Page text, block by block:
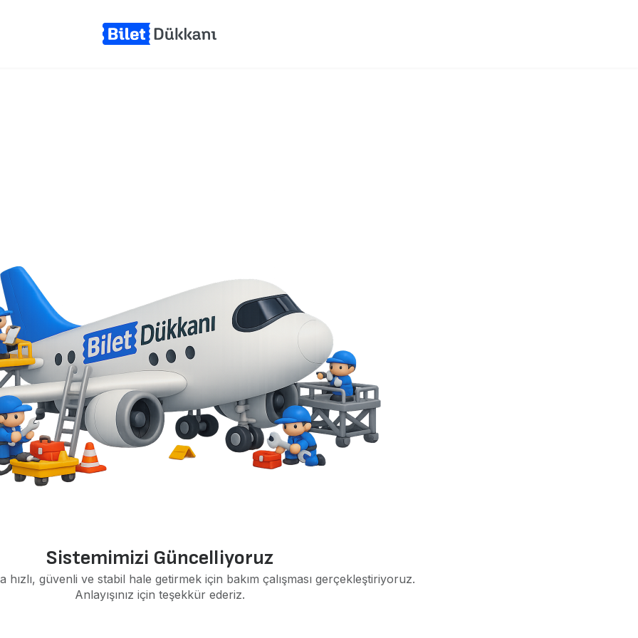
Sistemimizi Güncelliyoruz
hızlı, güvenli ve stabil hale getirmek için bakım çalışması gerçekleştiriyoruz.
Anlayışınız için teşekkür ederiz.